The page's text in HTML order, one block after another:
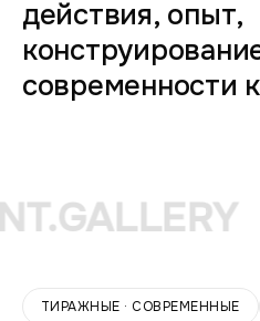
действия, опыт,
современности
ТИРАЖНЫЕ · СОВРЕМЕННЫЕ